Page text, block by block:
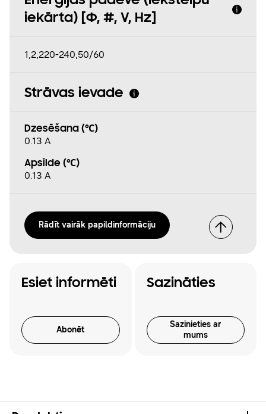
iekārta) [Φ, #, V, Hz]
1,2,220-240,50/60
Strāvas ievade
Dzesēšana (℃)
0.13 A
Apsilde (℃)
0.13 A
Rādīt vairāk papildinformāciju
Esiet informēti
Abonēt
Sazināties
Sazinieties ar
mums